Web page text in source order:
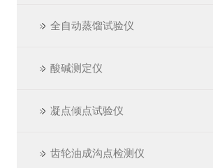
全自动蒸馏试验仪
酸碱测定仪
凝点倾点试验仪
齿轮油成沟点检测仪